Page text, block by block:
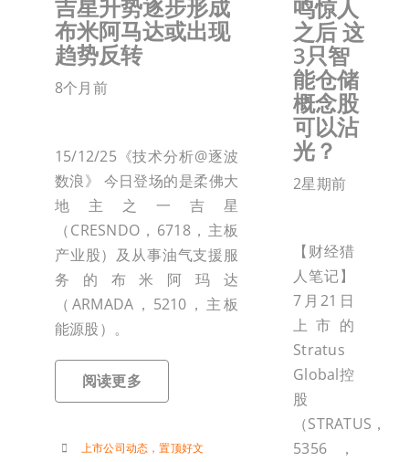
吉星升势逐步形成
布米阿马达或出现
趋势反转
8个月前
15/12/25《技术分析@逐波
数浪》 今日登场的是柔佛大
地主之一吉星
（CRESNDO，6718，主板
产业股）及从事油气支援服
务的布米阿玛达
（ARMADA，5210，主板
能源股）。
阅读更多
上市公司动态 ，置顶好文
鸣惊人
之后 这
3只智
能仓储
概念股
可以沾
光？
2星期前
【财经猎
人笔记】
7月21日
上市的
Stratus
Global控
股
（STRATUS，
5356，